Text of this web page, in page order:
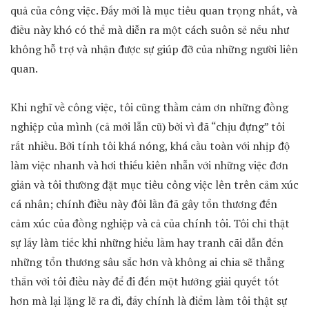
quả của công việc. Đấy mới là mục tiêu quan trọng nhất, và
điều này khó có thể mà diễn ra một cách suôn sẻ nếu như
không hỗ trợ và nhận được sự giúp đỡ của những người liên
quan.
Khi nghĩ về công việc, tôi cũng thầm cảm ơn những đồng
nghiệp của mình (cả mới lẫn cũ) bởi vì đã “chịu đựng” tôi
rất nhiều. Bởi tính tôi khá nóng, khá cầu toàn với nhịp độ
làm việc nhanh và hơi thiếu kiên nhẫn với những việc đơn
giản và tôi thường đặt mục tiêu công việc lên trên cảm xúc
cá nhân; chính điều này đôi lần đã gây tổn thương đến
cảm xúc của đồng nghiệp và cả của chính tôi. Tôi chỉ thật
sự lấy làm tiếc khi những hiểu lầm hay tranh cãi dẫn đến
những tổn thương sâu sắc hơn và không ai chia sẽ thẳng
thắn với tôi điều này để đi đến một hướng giải quyết tốt
hơn mà lại lặng lẽ ra đi, đấy chính là điểm làm tôi thật sự